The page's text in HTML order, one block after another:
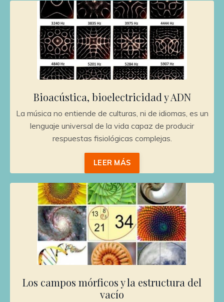
Bioacústica, bioelectricidad y ADN
La música no entiende de culturas, ni de idiomas, es un
lenguaje universal de la vida capaz de producir
respuestas fisiológicas complejas.
LEER MÁS
Los campos mórficos y la estructura del
vacío